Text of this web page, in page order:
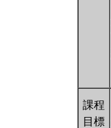
課程
目標